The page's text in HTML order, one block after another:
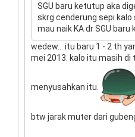
SGU baru ketutup aka
skrg cenderung sepi kalo
mau naik KA dr SGU baru
wedew... itu baru 1 - 2 th
mei 2013. kalo itu masih di
menyusahkan itu.
btw jarak muter dari